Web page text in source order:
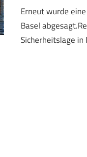
Erneut wurde
Basel
Sicherheitslage in